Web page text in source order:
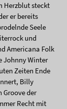
Herzblut steckt
er bereits
Seele
und
Americana Folk
Johnny Winter
Zeiten Ende
Billy
Groove der
Recht mit